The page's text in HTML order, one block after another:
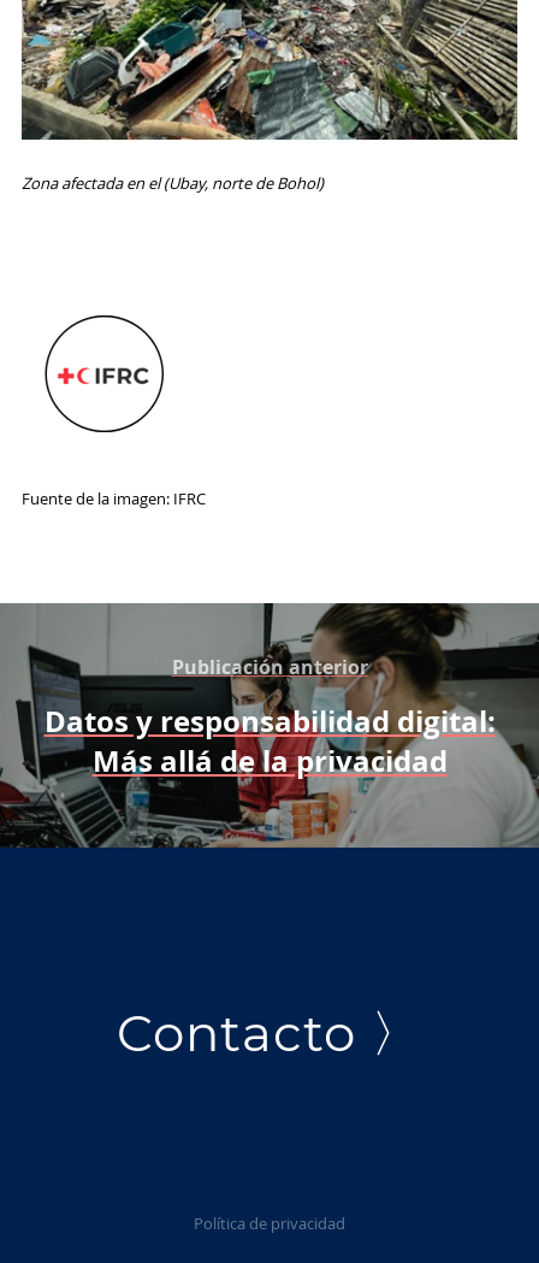
Zona afectada en el (Ubay, norte de Bohol)
Fuente de la imagen: IFRC
Publicación anterior
Datos y responsabilidad digital:
Más allá de la privacidad
Contacto 〉
Política de privacidad